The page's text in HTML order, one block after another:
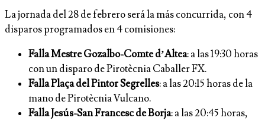
La jornada del 28 de febrero será la más concurrida, con 4
disparos programados en 4 comisiones:
Falla Mestre Gozalbo-Comte d’Altea: a las 19:30 horas
con un disparo de Pirotècnia Caballer FX.
Falla Plaça del Pintor Segrelles: a las 20:15 horas de la
mano de Pirotècnia Vulcano.
Falla Jesús-San Francesc de Borja: a las 20:45 horas,